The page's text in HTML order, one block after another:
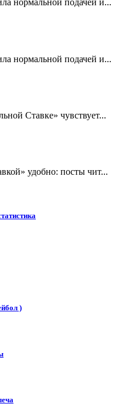
нормальной подачей и...
нормальной подачей и...
Ставке» чувствует...
удобно: посты чит...
)